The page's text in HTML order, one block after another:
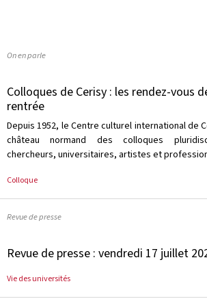
On en parle
Colloques de Cerisy : les rendez-vous
rentrée
Depuis 1952, le Centre culturel international de
château normand des colloques
chercheurs, universitaires, artistes et
Colloque
Revue de presse
Revue de presse : vendredi 17 juillet
Vie des universités